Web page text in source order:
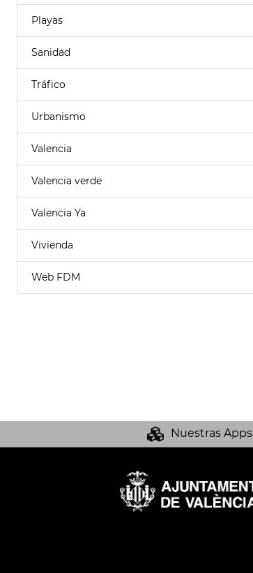
Playas
Sanidad
Tráfico
Urbanismo
Valencia
Valencia verde
Valencia Ya
Vivienda
Web FDM
Nuestras Apps